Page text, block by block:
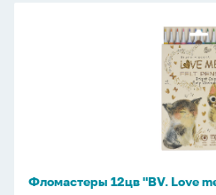
Фломастеры 12цв "BV. Love